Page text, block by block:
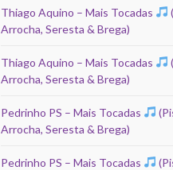
Thiago Aquino – Mais Tocadas
Arrocha, Seresta & Brega)
Thiago Aquino – Mais Tocadas
Arrocha, Seresta & Brega)
Pedrinho PS – Mais Tocadas
Arrocha, Seresta & Brega)
Pedrinho PS – Mais Tocadas